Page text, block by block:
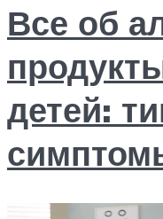
Все об
детей: